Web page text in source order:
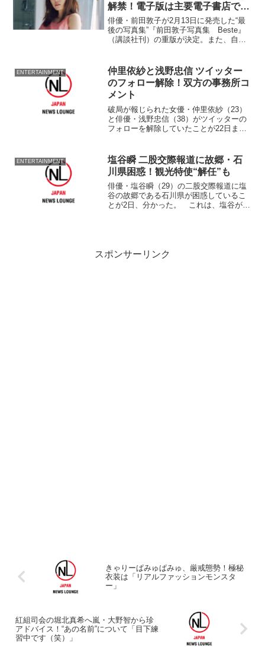
解禁！電子版は主要電子書店で軒
並み1位を記録
俳優・前田敦子が2月13日に発売した“最
後の写真集”『前田敦子写真集 Beste』
（講談社刊）の重版が決定。また、自身
子書店にて軒並み1位を獲得している。
ENTERTAINMENT
仲里依紗と浅野忠信 ツイッター
のフォロー解除！双方の事務所コ
メント
破局が報じられた女優・仲里依紗（23）
と俳優・浅野忠信（38）がツイッターの
フォローを解除していたことが22日まで
ートし
ENTERTAINMENT
塩谷瞬 二股交際報道に故郷・石
川県困惑！観光特使“解任”も
俳優・塩谷瞬（29）の二股交際報道に塩
谷の故郷である石川県が困惑しているこ
とが2日、分かった。 これは、塩谷が自
スポンサーリンク
きゃりーぱみゅぱみゅ、厳戒態勢！極秘
衣装は「リアルファッションモンスタ
ー」
紅組司会の堀北真希へ嵐・大野智から珍
アドバイス！“あの名前”について「目下練
習中です（笑）」